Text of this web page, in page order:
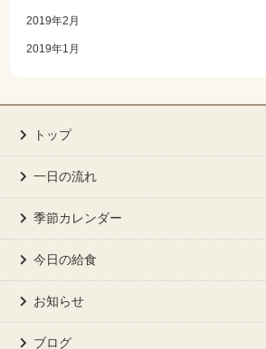
2019年2月
2019年1月
トップ
一日の流れ
季節カレンダー
今日の給食
お知らせ
ブログ